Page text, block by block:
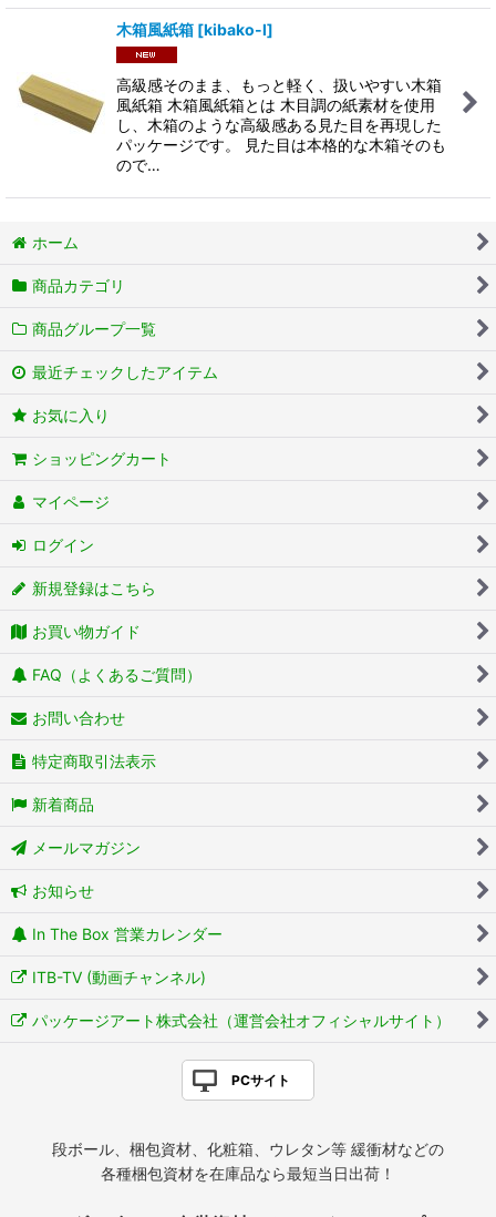
木箱風紙箱 [kibako-l]
高級感そのまま、もっと軽く、扱いやすい木箱
風紙箱 木箱風紙箱とは 木目調の紙素材を使用
し、木箱のような高級感ある見た目を再現した
パッケージです。 見た目は本格的な木箱そのも
ので…
ホーム
商品カテゴリ
商品グループ一覧
最近チェックしたアイテム
お気に入り
ショッピングカート
マイページ
ログイン
新規登録はこちら
お買い物ガイド
FAQ（よくあるご質問）
お問い合わせ
特定商取引法表示
新着商品
メールマガジン
お知らせ
In The Box 営業カレンダー
ITB-TV (動画チャンネル)
パッケージアート株式会社（運営会社オフィシャルサイト）
PCサイト
段ボール、梱包資材、化粧箱、ウレタン等 緩衝材などの
各種梱包資材を在庫品なら最短当日出荷！